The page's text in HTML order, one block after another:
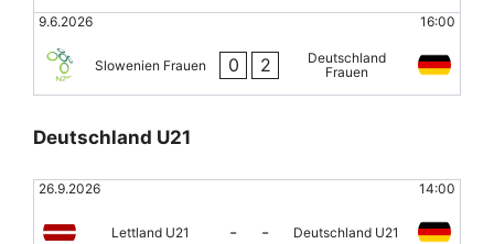
9.6.2026 16:00
Slowenien Frauen 0 2
Deutschland
Frauen
Deutschland U21
26.9.2026 14:00
Lettland U21 - - Deutschland U21